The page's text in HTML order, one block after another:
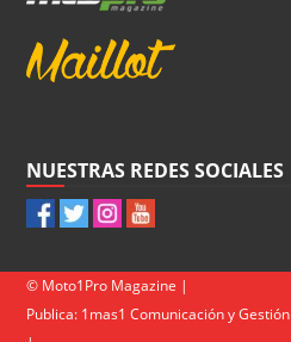
NUESTRAS REDES SOCIALES
© Moto1Pro Magazine |
Publica: 1mas1 Comunicación y Gestión